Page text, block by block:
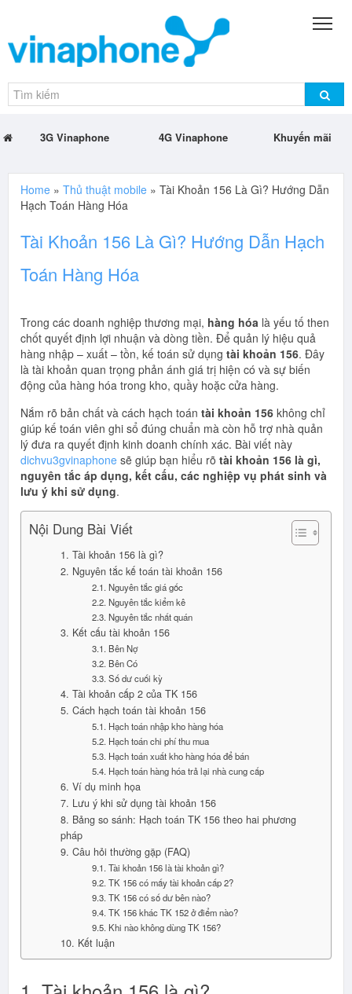
3G Vinaphone 4G Vinaphone Khuyến mãi
Home » Thủ thuật mobile » Tài Khoản 156 Là Gì? Hướng Dẫn
Hạch Toán Hàng Hóa
Tài Khoản 156 Là Gì? Hướng Dẫn Hạch
Toán Hàng Hóa
Trong các doanh nghiệp thương mại, hàng hóa là yếu tố then
chốt quyết định lợi nhuận và dòng tiền. Để quản lý hiệu quả
hàng nhập – xuất – tồn, kế toán sử dụng tài khoản 156. Đây
là tài khoản quan trọng phản ánh giá trị hiện có và sự biến
động của hàng hóa trong kho, quầy hoặc cửa hàng.
Nắm rõ bản chất và cách hạch toán tài khoản 156 không chỉ
giúp kế toán viên ghi sổ đúng chuẩn mà còn hỗ trợ nhà quản
lý đưa ra quyết định kinh doanh chính xác. Bài viết này
dichvu3gvinaphone sẽ giúp bạn hiểu rõ tài khoản 156 là gì,
nguyên tắc áp dụng, kết cấu, các nghiệp vụ phát sinh và
lưu ý khi sử dụng.
Nội Dung Bài Viết
1. Tài khoản 156 là gì?
2. Nguyên tắc kế toán tài khoản 156
2.1. Nguyên tắc giá gốc
2.2. Nguyên tắc kiểm kê
2.3. Nguyên tắc nhất quán
3. Kết cấu tài khoản 156
3.1. Bên Nợ
3.2. Bên Có
3.3. Số dư cuối kỳ
4. Tài khoản cấp 2 của TK 156
5. Cách hạch toán tài khoản 156
5.1. Hạch toán nhập kho hàng hóa
5.2. Hạch toán chi phí thu mua
5.3. Hạch toán xuất kho hàng hóa để bán
5.4. Hạch toán hàng hóa trả lại nhà cung cấp
6. Ví dụ minh họa
7. Lưu ý khi sử dụng tài khoản 156
8. Bảng so sánh: Hạch toán TK 156 theo hai phương
pháp
9. Câu hỏi thường gặp (FAQ)
9.1. Tài khoản 156 là tài khoản gì?
9.2. TK 156 có mấy tài khoản cấp 2?
9.3. TK 156 có số dư bên nào?
9.4. TK 156 khác TK 152 ở điểm nào?
9.5. Khi nào không dùng TK 156?
10. Kết luận